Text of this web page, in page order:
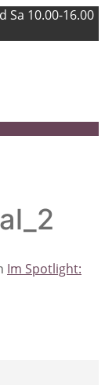
Sa 10.00-16.00
Im Spotlight: